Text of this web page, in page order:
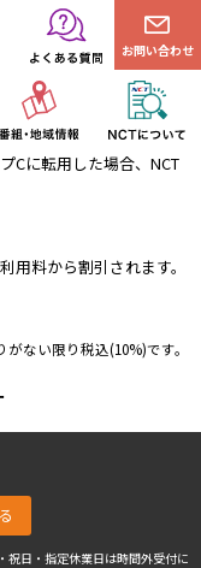
お問い合わせ
Cに転用した場合、NCT
用料から割引されます。
ない限り税込(10%)です。
日・指定休業日は時間外受付に